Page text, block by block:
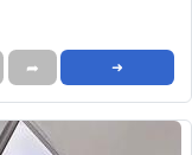
➦ ➜